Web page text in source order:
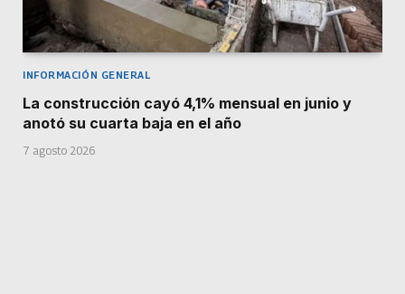
INFORMACIÓN GENERAL
La construcción cayó 4,1% mensual en junio y
anotó su cuarta baja en el año
7 agosto 2026